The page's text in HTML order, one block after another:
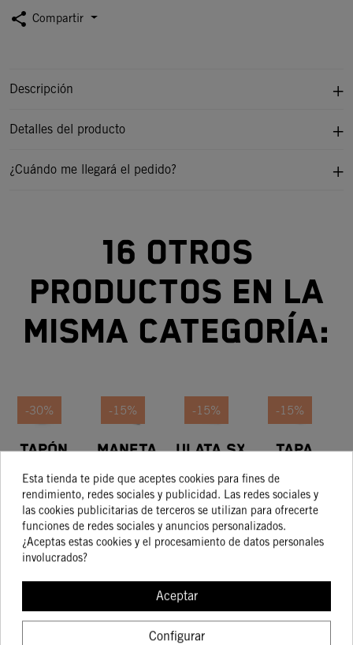
share Compartir
Descripción
Detalles del producto
¿Cuándo me llegará el pedido?
16 otros
productos en la
misma categoría:
-30%
TAPÓN
FACTORY
19,97 €
13,98 €
-15%
Maneta
Embrague
Y Maneta
De Freno
78,65 €
66,85 €
-15%
CULATA SXS
CÁMARA DE
COMBUSTIÓN
VARIABLE
249,02 €
211,67 €
-15%
TAPA
HIDRAULICO
KTM
MECANIZADA
CNC
29,95 €
25,46 €
Esta tienda te pide que aceptes cookies para fines de
rendimiento, redes sociales y publicidad. Las redes sociales y
las cookies publicitarias de terceros se utilizan para ofrecerte
funciones de redes sociales y anuncios personalizados.
¿Aceptas estas cookies y el procesamiento de datos personales
involucrados?
Aceptar
Configurar